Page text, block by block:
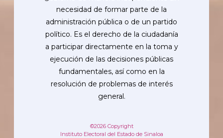
necesidad de formar parte de la
administración pública o de un partido
político. Es el derecho de la ciudadanía
a participar directamente en la toma y
ejecución de las decisiones públicas
fundamentales, así como en la
resolución de problemas de interés
general.
©2026 Copyright
Instituto Electoral del Estado de Sinaloa